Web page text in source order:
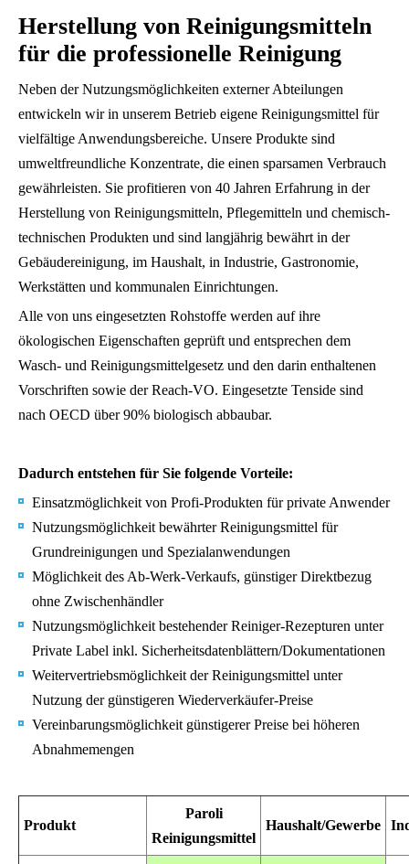
Herstellung von Reinigungsmitteln
für die professionelle Reinigung
Neben der Nutzungsmöglichkeiten externer Abteilungen
entwickeln wir in unserem Betrieb eigene Reinigungsmittel für
vielfältige Anwendungsbereiche. Unsere Produkte sind
umweltfreundliche Konzentrate, die einen sparsamen Verbrauch
gewährleisten. Sie profitieren von 40 Jahren Erfahrung in der
Herstellung von Reinigungsmitteln, Pflegemitteln und chemisch-
technischen Produkten und sind langjährig bewährt in der
Gebäudereinigung, im Haushalt, in Industrie, Gastronomie,
Werkstätten und kommunalen Einrichtungen.
Alle von uns eingesetzten Rohstoffe werden auf ihre
ökologischen Eigenschaften geprüft und entsprechen dem
Wasch- und Reinigungsmittelgesetz und den darin enthaltenen
Vorschriften sowie der Reach-VO. Eingesetzte Tenside sind
nach OECD über 90% biologisch abbaubar.
Dadurch entstehen für Sie folgende Vorteile:
Einsatzmöglichkeit von Profi-Produkten für private Anwender
Nutzungsmöglichkeit bewährter Reinigungsmittel für
Grundreinigungen und Spezialanwendungen
Möglichkeit des Ab-Werk-Verkaufs, günstiger Direktbezug
ohne Zwischenhändler
Nutzungsmöglichkeit bestehender Reiniger-Rezepturen unter
Private Label inkl. Sicherheitsdatenblättern/Dokumentationen
Weitervertriebsmöglichkeit der Reinigungsmittel unter
Nutzung der günstigeren Wiederverkäufer-Preise
Vereinbarungsmöglichkeit günstigerer Preise bei höheren
Abnahmemengen
Produkt
Paroli
Reinigungsmittel
Haushalt/Gewerbe